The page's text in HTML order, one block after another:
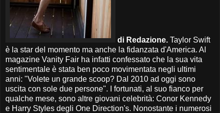
di Redazione. Taylor Swift
è la star del momento ma anche la fidanzata d'America. Al
magazine Vanity Fair ha infatti confessato che la sua vita
sentimentale è stata ben poco movimentata negli ultimi
anni: "Volete un grande scoop? Dal 2010 ad oggi sono
uscita con sole due persone". I fortunati, al suo fianco per
qualche mese, sono altre giovani celebrità: Conor Kennedy
e Harry Styles degli One Direction's. Nonostante i numerosi